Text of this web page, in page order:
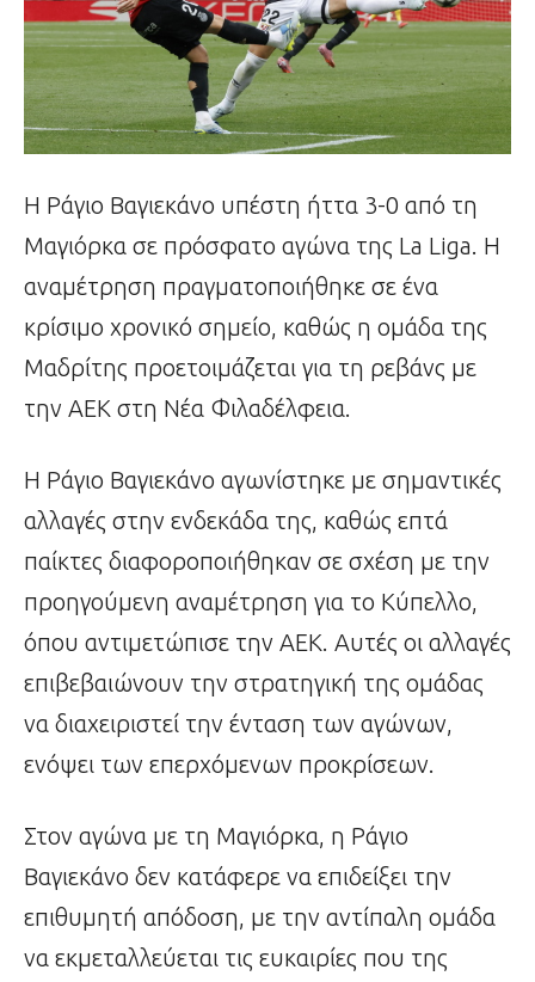
Η Ράγιο Βαγιεκάνο υπέστη ήττα 3-0 από τη
Μαγιόρκα σε πρόσφατο αγώνα της La Liga. Η
αναμέτρηση πραγματοποιήθηκε σε ένα
κρίσιμο χρονικό σημείο, καθώς η ομάδα της
Μαδρίτης προετοιμάζεται για τη ρεβάνς με
την ΑΕΚ στη Νέα Φιλαδέλφεια.
Η Ράγιο Βαγιεκάνο αγωνίστηκε με σημαντικές
αλλαγές στην ενδεκάδα της, καθώς επτά
παίκτες διαφοροποιήθηκαν σε σχέση με την
προηγούμενη αναμέτρηση για το Κύπελλο,
όπου αντιμετώπισε την ΑΕΚ. Αυτές οι αλλαγές
επιβεβαιώνουν την στρατηγική της ομάδας
να διαχειριστεί την ένταση των αγώνων,
ενόψει των επερχόμενων προκρίσεων.
Στον αγώνα με τη Μαγιόρκα, η Ράγιο
Βαγιεκάνο δεν κατάφερε να επιδείξει την
επιθυμητή απόδοση, με την αντίπαλη ομάδα
να εκμεταλλεύεται τις ευκαιρίες που της